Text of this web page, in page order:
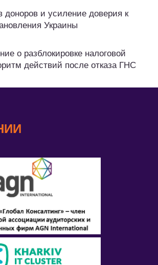
доноров и усиление доверия к
Украины
о разблокировке налоговой
действий после отказа ГНС